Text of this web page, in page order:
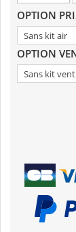
OPTION
OPTION